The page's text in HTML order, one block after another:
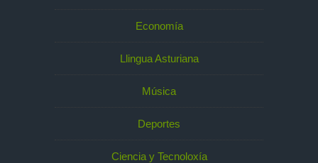
Economía
Llingua Asturiana
Música
Deportes
Ciencia y Tecnoloxía